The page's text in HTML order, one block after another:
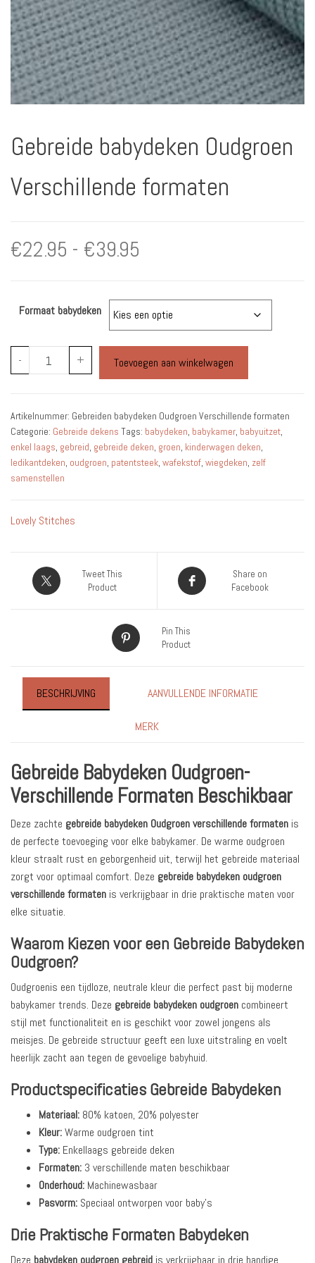
Gebreide babydeken Oudgroen
Verschillende formaten
€22.95 - €39.95
tot
€39.95
Formaat babydeken
-
Gebreide
babydeken
formaten
aantal
+ Toevoegen aan winkelwagen
Artikelnummer: Gebreiden babydeken Oudgroen Verschillende formaten
Categorie: Gebreide dekens Tags: babydeken, babykamer, babyuitzet,
enkel laags, gebreid, gebreide deken, groen, kinderwagen deken,
ledikantdeken, oudgroen, patentsteek, wafekstof, wiegdeken, zelf
samenstellen
Lovely Stitches
Tweet This
Product
Share on
Facebook
Pin This
Product
BESCHRIJVING AANVULLENDE INFORMATIE
MERK
Gebreide Babydeken Oudgroen-
Verschillende Formaten Beschikbaar
Deze zachte gebreide babydeken Oudgroen verschillende formaten is
de perfecte toevoeging voor elke babykamer. De warme oudgroen
kleur straalt rust en geborgenheid uit, terwijl het gebreide materiaal
zorgt voor optimaal comfort. Deze gebreide babydeken oudgroen
verschillende formaten is verkrijgbaar in drie praktische maten voor
elke situatie.
Waarom Kiezen voor een Gebreide Babydeken
Oudgroen?
Oudgroenis een tijdloze, neutrale kleur die perfect past bij moderne
babykamer trends. Deze gebreide babydeken oudgroen combineert
stijl met functionaliteit en is geschikt voor zowel jongens als
meisjes. De gebreide structuur geeft een luxe uitstraling en voelt
heerlijk zacht aan tegen de gevoelige babyhuid.
Productspecificaties Gebreide Babydeken
Materiaal: 80% katoen, 20% polyester
Kleur:Warme oudgroen tint
Type: Enkellaags gebreide deken
Formaten: 3 verschillende maten beschikbaar
Onderhoud: Machinewasbaar
Pasvorm: Speciaal ontworpen voor baby’s
Drie Praktische Formaten Babydeken
Deze babydeken oudgroen gebreid is verkrijgbaar in drie handige